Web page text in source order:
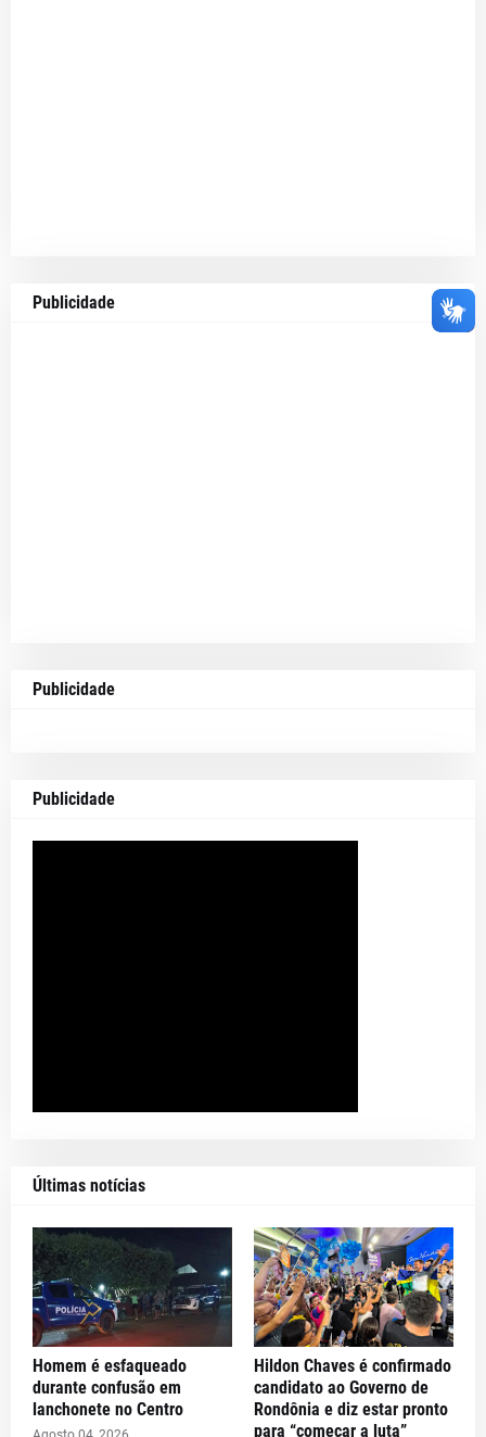
Publicidade
Publicidade
Publicidade
Últimas notícias
Homem é esfaqueado
durante confusão em
lanchonete no Centro
Hildon Chaves é confirmado
candidato ao Governo de
Rondônia e diz estar pronto
para “começar a luta”